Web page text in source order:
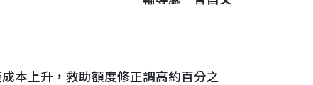
上升，救助額度修正調高約百分之